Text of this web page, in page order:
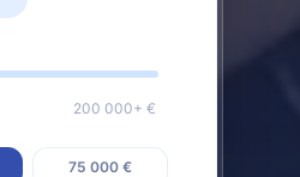
200 000+ €
75 000 €